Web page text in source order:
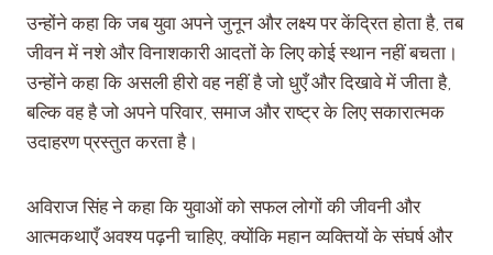
उन्होंने कहा कि जब युवा अपने जुनून और लक्ष्य पर केंद्रित होता है, तब
जीवन में नशे और विनाशकारी आदतों के लिए कोई स्थान नहीं बचता।
उन्होंने कहा कि असली हीरो वह नहीं है जो धुएँ और दिखावे में जीता है,
बल्कि वह है जो अपने परिवार, समाज और राष्ट्र के लिए सकारात्मक
उदाहरण प्रस्तुत करता है।
अविराज सिंह ने कहा कि युवाओं को सफल लोगों की जीवनी और
आत्मकथाएँ अवश्य पढ़नी चाहिए, क्योंकि महान व्यक्तियों के संघर्ष और